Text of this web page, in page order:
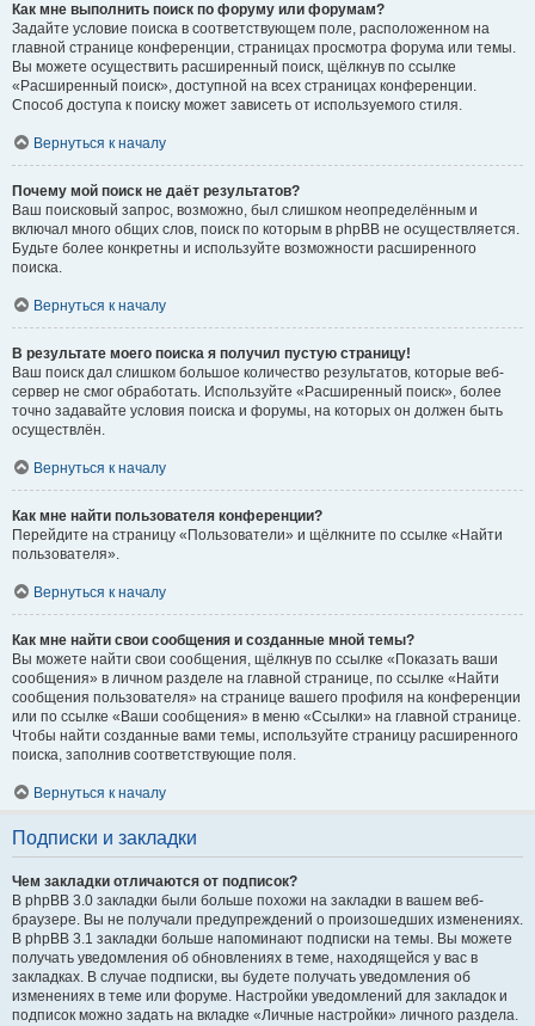
Как мне выполнить поиск по форуму или форумам?
Задайте условие поиска в соответствующем поле, расположенном на
главной странице конференции, страницах просмотра форума или темы.
Вы можете осуществить расширенный поиск, щёлкнув по ссылке
«Расширенный поиск», доступной на всех страницах конференции.
Способ доступа к поиску может зависеть от используемого стиля.
Вернуться к началу
Почему мой поиск не даёт результатов?
Ваш поисковый запрос, возможно, был слишком неопределённым и
включал много общих слов, поиск по которым в phpBB не осуществляется.
Будьте более конкретны и используйте возможности расширенного
поиска.
Вернуться к началу
В результате моего поиска я получил пустую страницу!
Ваш поиск дал слишком большое количество результатов, которые веб-
сервер не смог обработать. Используйте «Расширенный поиск», более
точно задавайте условия поиска и форумы, на которых он должен быть
осуществлён.
Вернуться к началу
Как мне найти пользователя конференции?
Перейдите на страницу «Пользователи» и щёлкните по ссылке «Найти
пользователя».
Вернуться к началу
Как мне найти свои сообщения и созданные мной темы?
Вы можете найти свои сообщения, щёлкнув по ссылке «Показать ваши
сообщения» в личном разделе на главной странице, по ссылке «Найти
сообщения пользователя» на странице вашего профиля на конференции
или по ссылке «Ваши сообщения» в меню «Ссылки» на главной странице.
Чтобы найти созданные вами темы, используйте страницу расширенного
поиска, заполнив соответствующие поля.
Вернуться к началу
Подписки и закладки
Чем закладки отличаются от подписок?
В phpBB 3.0 закладки были больше похожи на закладки в вашем веб-
браузере. Вы не получали предупреждений о произошедших изменениях.
В phpBB 3.1 закладки больше напоминают подписки на темы. Вы можете
получать уведомления об обновлениях в теме, находящейся у вас в
закладках. В случае подписки, вы будете получать уведомления об
изменениях в теме или форуме. Настройки уведомлений для закладок и
подписок можно задать на вкладке «Личные настройки» личного раздела.